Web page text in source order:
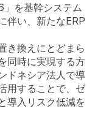
を基幹システム
伴い、新たなERP
き換えにとどまら
同時に実現する方
ドネシア法人で導
用することで、ゼ
導入リスク低減を